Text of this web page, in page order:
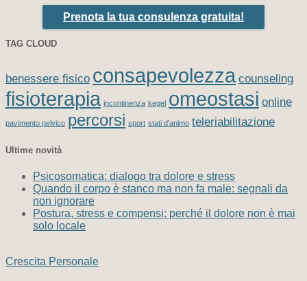
Prenota la tua consulenza gratuita!
TAG CLOUD
benessere fisico consapevolezza counseling
fisioterapia incontinenza kegel omeostasi online
pavimento pelvico percorsi sport stati d'animo teleriabilitazione
Ultime novità
Psicosomatica: dialogo tra dolore e stress
Quando il corpo è stanco ma non fa male: segnali da
non ignorare
Postura, stress e compensi: perché il dolore non è mai
solo locale
Crescita Personale